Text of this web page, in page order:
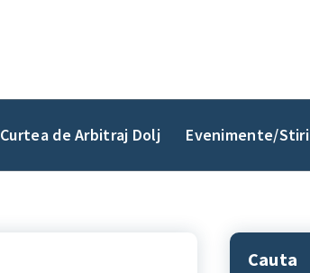
Curtea de Arbitraj Dolj Evenimente/Stiri
Cauta